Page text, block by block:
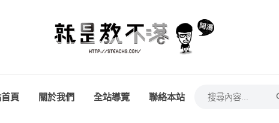
頁 關於我們 全站導覽 聯絡本站